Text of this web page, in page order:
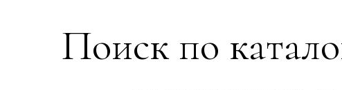
Поиск по